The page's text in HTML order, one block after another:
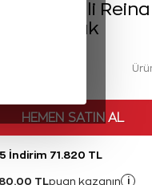
Twins İkili
Yüzük
HEMEN SATIN AL
İndirim 71.820 TL
TL puan kazanın i